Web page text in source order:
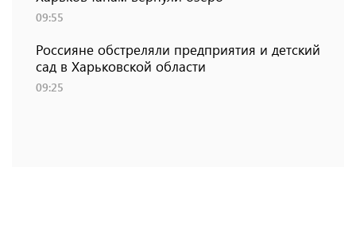
09:55
Россияне обстреляли предприятия и детский
сад в Харьковской области
09:25